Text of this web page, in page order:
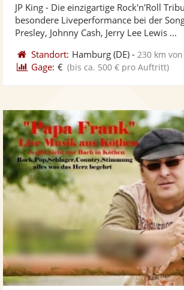
JP King - Die einzigartige Rock'n'Roll
besondere Liveperformance bei der
Presley, Johnny Cash, Jerry Lee Lewis ...
Standort: Hamburg (DE) - 230 km
Gage: € (bis ca. 500 € pro Auftritt)